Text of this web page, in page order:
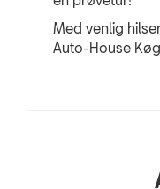
Med venlig
Auto-House